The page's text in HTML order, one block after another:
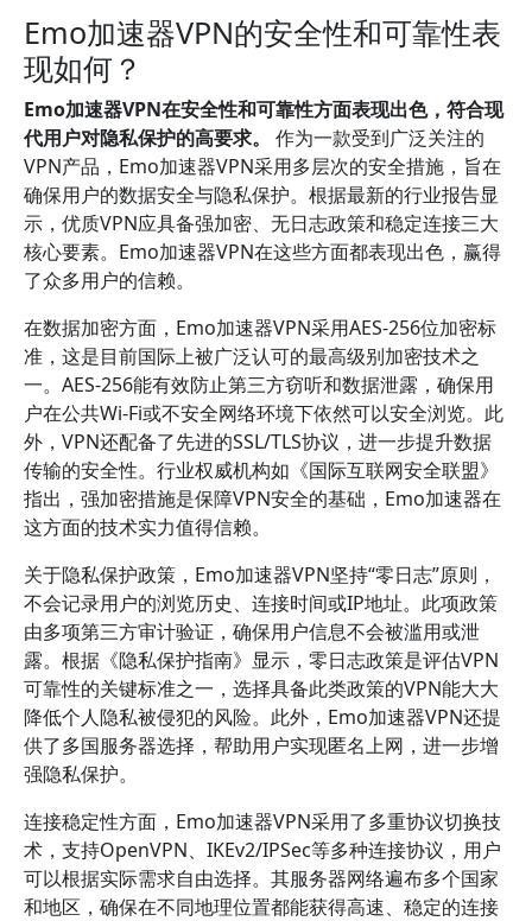
Emo加速器VPN的安全性和可靠性表
现如何？
Emo加速器VPN在安全性和可靠性方面表现出色，符合现
代用户对隐私保护的高要求。
作为一款受到广泛关注的
VPN产品，Emo加速器VPN采用多层次的安全措施，旨在
确保用户的数据安全与隐私保护。根据最新的行业报告显
示，优质VPN应具备强加密、无日志政策和稳定连接三大
核心要素。Emo加速器VPN在这些方面都表现出色，赢得
了众多用户的信赖。
在数据加密方面，Emo加速器VPN采用AES-256位加密标
准，这是目前国际上被广泛认可的最高级别加密技术之
一。AES-256能有效防止第三方窃听和数据泄露，确保用
户在公共Wi-Fi或不安全网络环境下依然可以安全浏览。此
外，VPN还配备了先进的SSL/TLS协议，进一步提升数据
传输的安全性。行业权威机构如《国际互联网安全联盟》
指出，强加密措施是保障VPN安全的基础，Emo加速器在
这方面的技术实力值得信赖。
关于隐私保护政策，Emo加速器VPN坚持“零日志”原则，
不会记录用户的浏览历史、连接时间或IP地址。此项政策
由多项第三方审计验证，确保用户信息不会被滥用或泄
露。根据《隐私保护指南》显示，零日志政策是评估VPN
可靠性的关键标准之一，选择具备此类政策的VPN能大大
降低个人隐私被侵犯的风险。此外，Emo加速器VPN还提
供了多国服务器选择，帮助用户实现匿名上网，进一步增
强隐私保护。
连接稳定性方面，Emo加速器VPN采用了多重协议切换技
术，支持OpenVPN、IKEv2/IPSec等多种连接协议，用户
可以根据实际需求自由选择。其服务器网络遍布多个国家
和地区，确保在不同地理位置都能获得高速、稳定的连接